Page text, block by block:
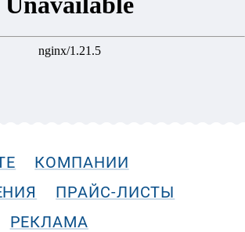
КОМПАНИИ
ПРАЙС-ЛИСТЫ
РЕКЛАМА